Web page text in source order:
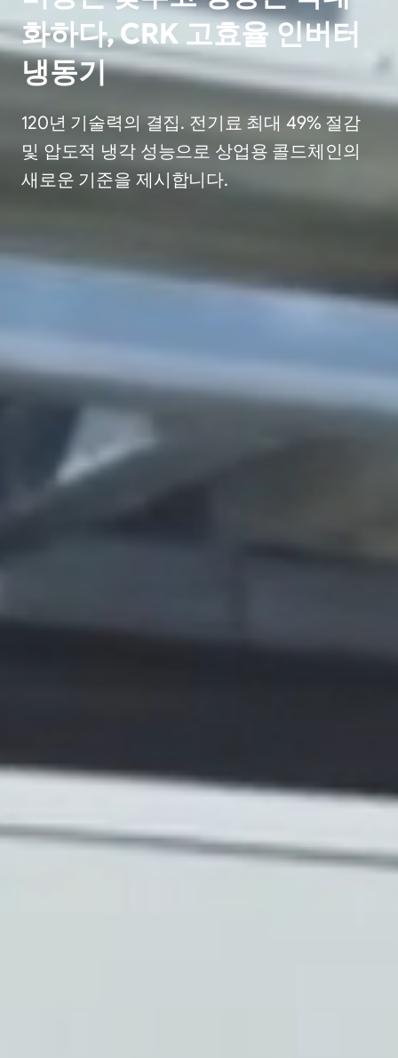
화하다, CRK 고효율 인버터
냉동기
120년 기술력의 결집. 전기료 최대 49% 절감
및 압도적 냉각 성능으로 상업용 콜드체인의
새로운 기준을 제시합니다.